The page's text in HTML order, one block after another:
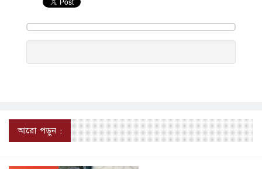
আরো পড়ুন :